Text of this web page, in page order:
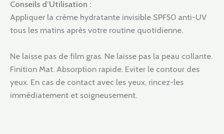
Conseils d’Utilisation :
Appliquer la crème hydratante invisible SPF50 anti-UV
tous les matins après votre routine quotidienne.
Ne laisse pas de film gras. Ne laisse pas la peau collante.
Finition Mat. Absorption rapide. Eviter le contour des
yeux. En cas de contact avec les yeux, rincez-les
immédiatement et soigneusement.